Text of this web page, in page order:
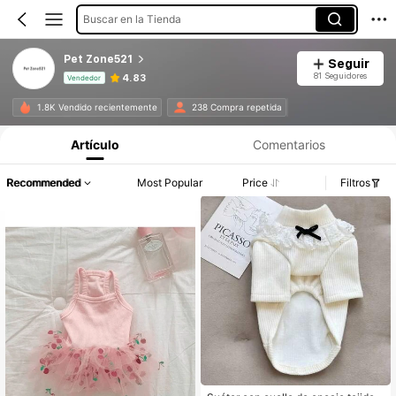
Buscar en la Tienda
Pet Zone521
Vendedor 4.83
Seguir
81 Seguidores
1.8K Vendido recientemente 238 Compra repetida
Artículo Comentarios
Recommended Most Popular Price Filtros